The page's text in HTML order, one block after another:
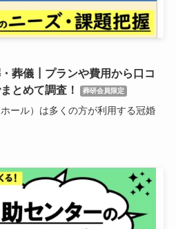
葬儀┃プランや費用から口コ
とめて調査！
葬研会員限定
ール）は多くの方が利用する冠婚